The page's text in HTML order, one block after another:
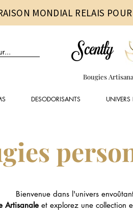
MONDIAL RELAIS
Scently
Bougies
DESODORISANTS
Bienvenue dans l'univers
Artisanale et explorez une collection